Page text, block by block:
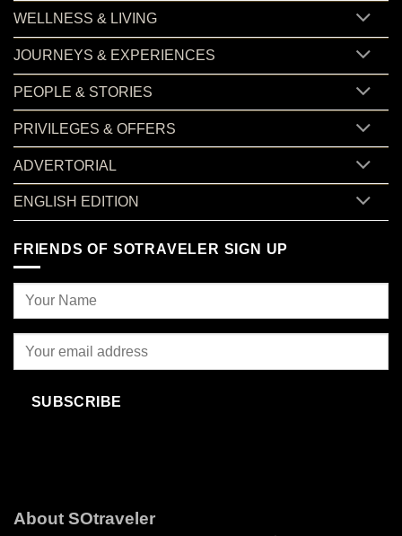
WELLNESS & LIVING
JOURNEYS & EXPERIENCES
PEOPLE & STORIES
PRIVILEGES & OFFERS
ADVERTORIAL
ENGLISH EDITION
FRIENDS OF SOTRAVELER SIGN UP
SUBSCRIBE
About SOtraveler